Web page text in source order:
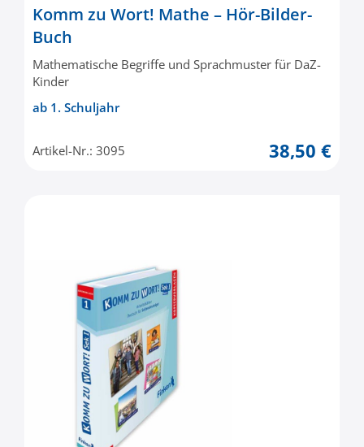
Komm zu Wort! Mathe – Hör-Bilder-
Buch
Mathematische Begriffe und Sprachmuster für DaZ-
Kinder
ab 1. Schuljahr
Artikel-Nr.: 3095 38,50 €